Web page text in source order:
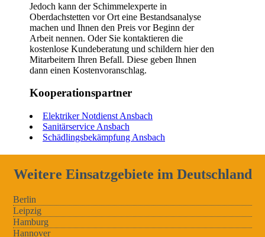
Jedoch kann der Schimmelexperte in
Oberdachstetten vor Ort eine Bestandsanalyse
machen und Ihnen den Preis vor Beginn der
Arbeit nennen. Oder Sie kontaktieren die
kostenlose Kundeberatung und schildern hier den
Mitarbeitern Ihren Befall. Diese geben Ihnen
dann einen Kostenvoranschlag.
Kooperationspartner
Elektriker Notdienst Ansbach
Sanitärservice Ansbach
Schädlingsbekämpfung Ansbach
Weitere Einsatzgebiete im Deutschland
Berlin
Leipzig
Hamburg
Hannover